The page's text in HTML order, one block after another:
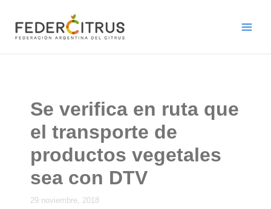
contenido
Se verifica en ruta que
el transporte de
productos vegetales
sea con DTV
29 noviembre, 2018